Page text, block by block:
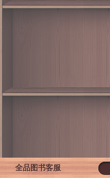
全品图书客服